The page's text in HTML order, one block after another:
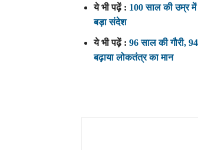
ये भी पढ़ें : 100 साल की उम्र में
बड़ा संदेश
ये भी पढ़ें : 96 साल की गौरी,
बढ़ाया लोकतंत्र का मान